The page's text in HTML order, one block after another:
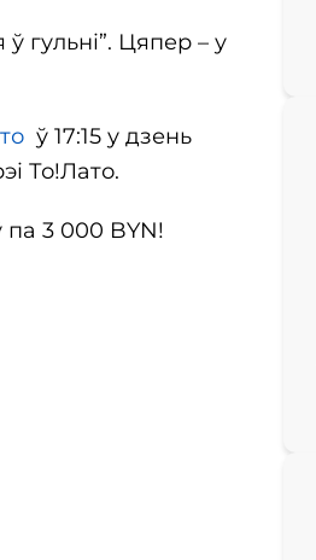
гульні”. Цяпер – у
ў 17:15 у дзень
То!Лато.
3 000 BYN!